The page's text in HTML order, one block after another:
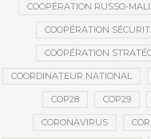
COOPÉRATION RUSSO-
COOPÉRATION
COOPÉRATION
COORDINATEUR NATIONAL
COP28 COP29
CORONAVIRUS